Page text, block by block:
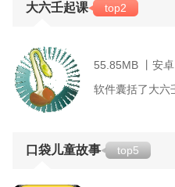
大六壬起课 top2
55.85MB 丨安卓
口袋儿童故事 top5